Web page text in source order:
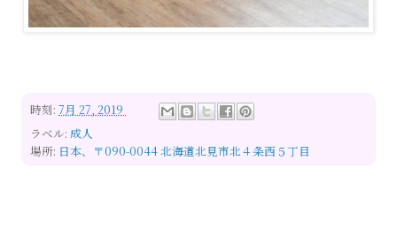
時刻: 7月 27, 2019
ラベル: 成人
場所: 日本、〒090-0044 北海道北見市北４条西５丁目